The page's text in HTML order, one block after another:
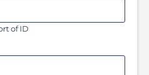
of ID